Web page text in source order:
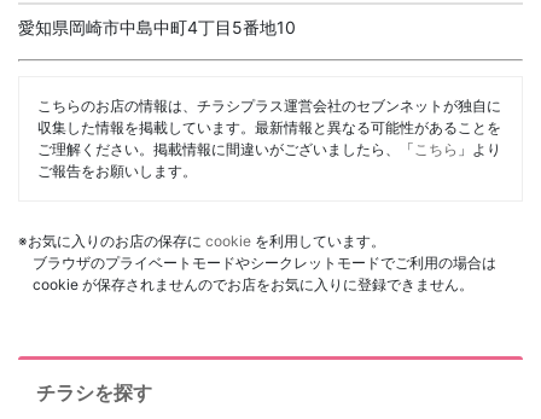
愛知県岡崎市中島中町4丁目5番地10
こちらのお店の情報は、チラシプラス運営会社のセブンネットが独自に
収集した情報を掲載しています。最新情報と異なる可能性があることを
ご理解ください。掲載情報に間違いがございましたら、「 こちら 」より
ご報告をお願いします。
※お気に入りのお店の保存に cookie を利用しています。
ブラウザのプライベートモードやシークレットモードでご利用の場合は
cookie が保存されませんのでお店をお気に入りに登録できません。
チラシを探す